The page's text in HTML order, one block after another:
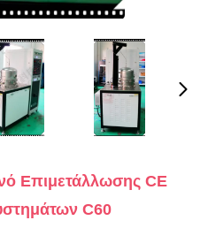
Επιμετάλλωσης CE
C60